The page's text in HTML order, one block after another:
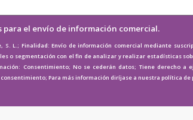
el envío de información comercial.
S. L.; Finalidad: Envío de información comercial mediante
o segmentación con el fin de analizar y realizar estadísticas
Consentimiento; No se cederán datos; Tiene derecho a
Para más información diríjase a nuestra política de